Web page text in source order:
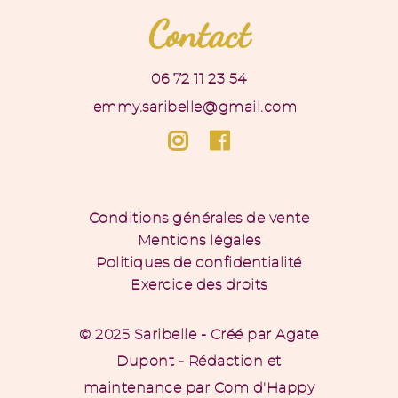
Contact
06 72 11 23 54
emmy.saribelle@gmail.com
Conditions générales de vente
Mentions légales
Politiques de confidentialité
Exercice des droits
© 2025 Saribelle - Créé parAgate
Dupont- Rédaction et
maintenance par Com d'Happy